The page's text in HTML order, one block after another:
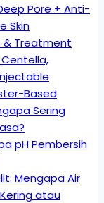
Pore + Anti-
Skin
& Treatment
Centella,
Based
Sering
pH Pembersih
Mengapa Air
atau